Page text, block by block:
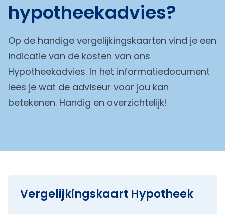
hypotheekadvies?
Op de handige vergelijkingskaarten vind je een
indicatie van de kosten van ons
Hypotheekadvies. In het informatiedocument
lees je wat de adviseur voor jou kan
betekenen. Handig en overzichtelijk!
Vergelijkingskaart Hypotheek